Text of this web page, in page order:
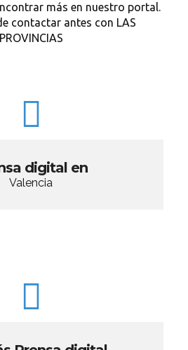
más en nuestro portal.
contactar antes con LAS
PROVINCIAS
digital en
Valencia